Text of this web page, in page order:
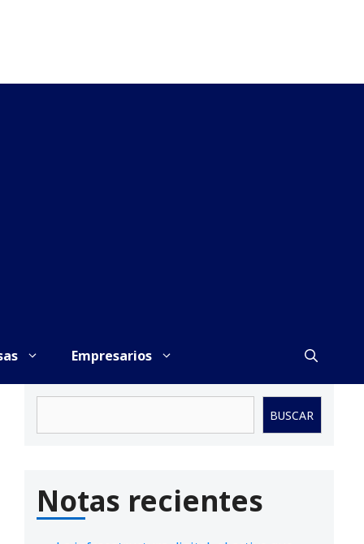
Empresarios
BUSCAR
Notas recientes